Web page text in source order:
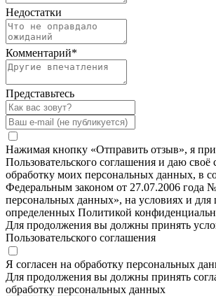
Недостатки
Комментарий*
Представьтесь
Нажимая кнопку «Отправить отзыв», я
Пользовательского соглашения и даю своё
обработку моих персональных данных, в
Федеральным законом от 27.07.2006 года
персональных данных», на условиях и для
определенных Политикой
Для продолжения вы должны принять
Пользовательского соглашения
Я согласен на обработку персональных
Для продолжения вы должны принять
обработку персональных данных